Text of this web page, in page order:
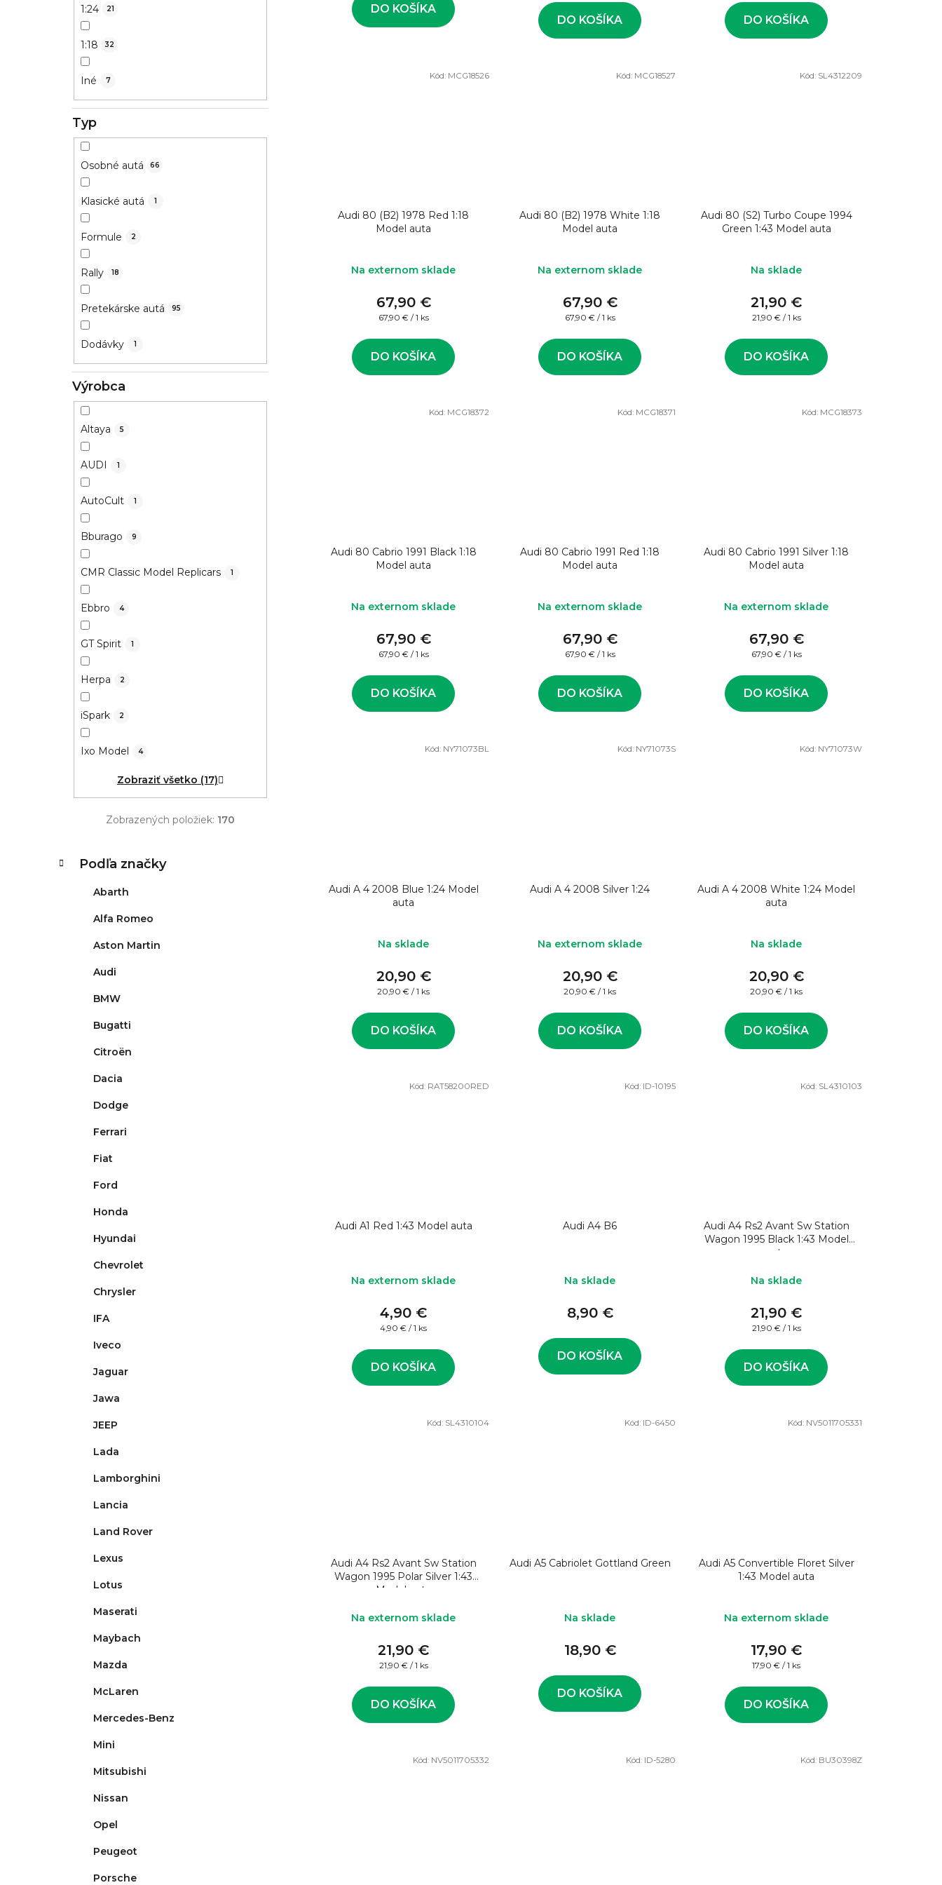
1:24 21
1:18 32
Iné 7
Typ
Osobné autá 66
Klasické autá 1
Formule 2
Rally 18
Pretekárske autá 95
Dodávky 1
Výrobca
Altaya 5
AUDI 1
AutoCult 1
Bburago 9
CMR Classic Model Replicars 1
Ebbro 4
GT Spirit 1
Herpa 2
iSpark 2
Ixo Model 4
Zobraziť všetko (17)
Zobrazených položiek: 170
kategórie
K
a
Podľa značky
Abarth
Alfa Romeo
Aston Martin
Audi
BMW
Bugatti
Citroën
Dacia
Dodge
Ferrari
Fiat
Ford
Honda
Hyundai
Chevrolet
Chrysler
IFA
Iveco
Jaguar
Jawa
JEEP
Lada
Lamborghini
Lancia
Land Rover
Lexus
Lotus
Maserati
Maybach
Mazda
McLaren
Mercedes-Benz
Mini
Mitsubishi
Nissan
Opel
Peugeot
Porsche
DO KOŠÍKA
DO KOŠÍKA DO KOŠÍKA
Audi 80 (B2) 1978 Red 1:18
Model auta
Na externom sklade
67,90 €
Jednotková
67,90 € / 1 ks
DO KOŠÍKA
Kód: MCG18526
Audi 80 (B2) 1978 White 1:18
Model auta
Na externom sklade
67,90 €
Jednotková
67,90 € / 1 ks
DO KOŠÍKA
Kód: MCG18527
Audi 80 (S2) Turbo Coupe 1994
Green 1:43 Model auta
Na sklade
21,90 €
Jednotková
21,90 € / 1 ks
DO KOŠÍKA
Kód: SL4312209
Audi 80 Cabrio 1991 Black 1:18
Model auta
Na externom sklade
67,90 €
Jednotková
67,90 € / 1 ks
DO KOŠÍKA
Kód: MCG18372
Audi 80 Cabrio 1991 Red 1:18
Model auta
Na externom sklade
67,90 €
Jednotková
67,90 € / 1 ks
DO KOŠÍKA
Kód: MCG18371
Audi 80 Cabrio 1991 Silver 1:18
Model auta
Na externom sklade
67,90 €
Jednotková
67,90 € / 1 ks
DO KOŠÍKA
Kód: MCG18373
Audi A 4 2008 Blue 1:24 Model
auta
Na sklade
20,90 €
Jednotková
20,90 € / 1 ks
DO KOŠÍKA
Kód: NY71073BL
Audi A 4 2008 Silver 1:24
Na externom sklade
20,90 €
Jednotková
20,90 € / 1 ks
DO KOŠÍKA
Kód: NY71073S
Audi A 4 2008 White 1:24 Model
auta
Na sklade
20,90 €
Jednotková
20,90 € / 1 ks
DO KOŠÍKA
Kód: NY71073W
Audi A1 Red 1:43 Model auta
Na externom sklade
4,90 €
Jednotková
4,90 € / 1 ks
DO KOŠÍKA
Kód: RAT58200RED
Audi A4 B6
Na sklade
8,90 €
DO KOŠÍKA
Kód: ID-10195
Audi A4 Rs2 Avant Sw Station
Wagon 1995 Black 1:43 Model
auta
Na sklade
21,90 €
Jednotková
21,90 € / 1 ks
DO KOŠÍKA
Kód: SL4310103
Audi A4 Rs2 Avant Sw Station
Wagon 1995 Polar Silver 1:43
Model auta
Na externom sklade
21,90 €
Jednotková
21,90 € / 1 ks
DO KOŠÍKA
Kód: SL4310104
Audi A5 Cabriolet Gottland Green
Na sklade
18,90 €
DO KOŠÍKA
Kód: ID-6450
Audi A5 Convertible Floret Silver
1:43 Model auta
Na externom sklade
17,90 €
Jednotková
17,90 € / 1 ks
DO KOŠÍKA
Kód: NV5011705331
Kód: NV5011705332 Kód: ID-5280 Kód: BU30398Z